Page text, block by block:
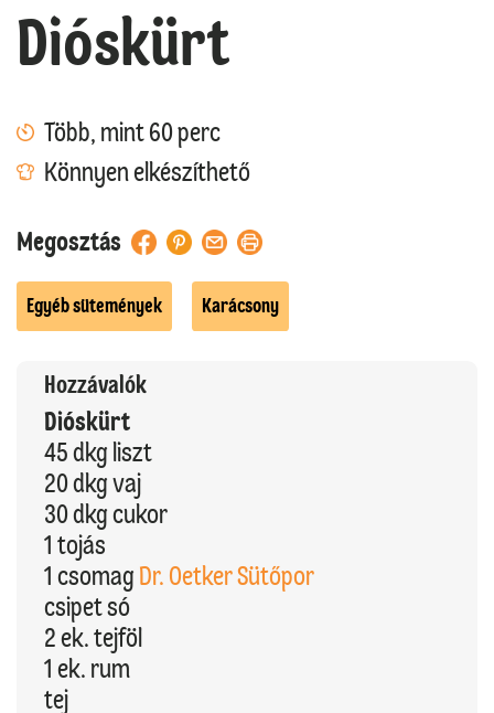
Dióskürt
Több, mint 60 perc
Könnyen elkészíthető
Megosztás
Egyéb sütemények Karácsony
Hozzávalók
Dióskürt
45 dkg liszt
20 dkg vaj
30 dkg cukor
1 tojás
1 csomag Dr. Oetker Sütőpor
csipet só
2 ek. tejföl
1 ek. rum
tej